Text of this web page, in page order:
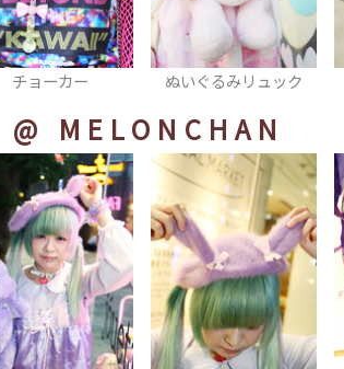
ぬいぐるみリュック ワンピース
@ MELONCHAN